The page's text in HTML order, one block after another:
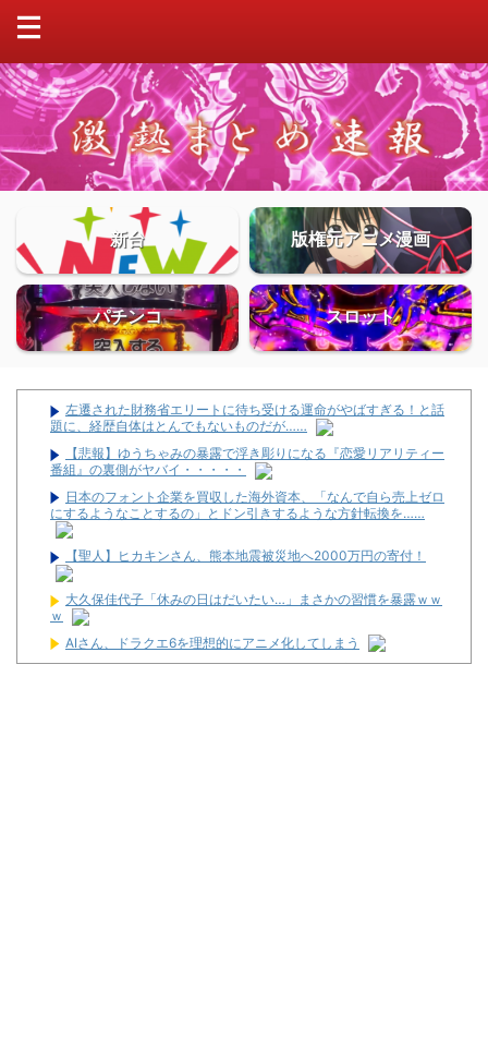
新台 版権元アニメ漫画
パチンコ スロット
左遷された財務省エリートに待ち受ける運命がやばすぎる！と話
題に、経歴自体はとんでもないものだが……
【悲報】ゆうちゃみの暴露で浮き彫りになる『恋愛リアリティー
番組』の裏側がヤバイ・・・・・
日本のフォント企業を買収した海外資本、「なんで自ら売上ゼロ
にするようなことするの」とドン引きするような方針転換を……
【聖人】ヒカキンさん、熊本地震被災地へ2000万円の寄付！
大久保佳代子「休みの日はだいたい…」まさかの習慣を暴露ｗｗ
ｗ
AIさん、ドラクエ6を理想的にアニメ化してしまう
【画像】ディズニーのおいなり巻（600円）、流石にアレすぎて